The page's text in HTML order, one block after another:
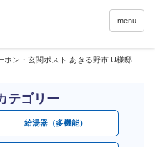
menu
ホン・玄関ポスト あきる野市 U様邸
テゴリー
給湯器（多機能）